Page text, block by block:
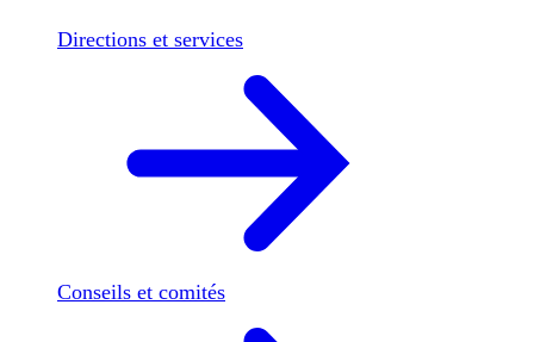
Directions et services
Conseils et comités